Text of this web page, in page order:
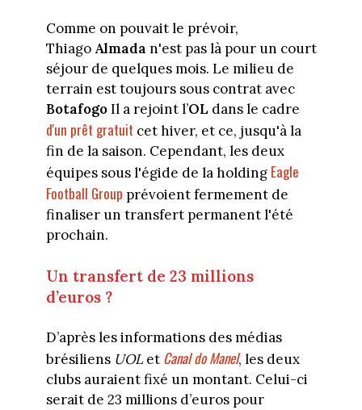
Comme on pouvait le prévoir,
Thiago Almada n'est pas là pour un court
séjour de quelques mois. Le milieu de
terrain est toujours sous contrat avec
BotafogoIl a rejoint l’OL dans le cadre
d'un prêt gratuit cet hiver, et ce, jusqu'à la
fin de la saison. Cependant, les deux
équipes sous l'égide de la holding Eagle
Football Group prévoient fermement de
finaliser un transfert permanent l'été
prochain.
Un transfert de 23 millions
d’euros ?
D’après les informations des médias
brésiliens UOLet Canal do Manel, les deux
clubs auraient fixé un montant. Celui-ci
serait de 23 millions d’euros pour